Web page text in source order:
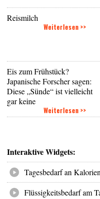
Reismilch
Weiterlesen >>
Eis zum Frühstück?
Japanische Forscher sagen:
Diese „Sünde“ ist vielleicht
gar keine
Weiterlesen >>
Interaktive Widgets:
Tagesbedarf an
Flüssigkeitsbedarf am